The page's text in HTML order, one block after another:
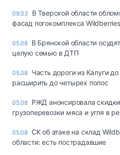
09:33
В Тверской области
фасад логокомплекса Wildberries
05.08 В Брянской области
целую семью в ДТП
05.08 Часть дороги из Калуги
расширить до четырех полос
05.08 РЖД анонсировала
грузоперевозки мяса и угля в
05.08 СК об атаке на склад
области: есть пострадавшие